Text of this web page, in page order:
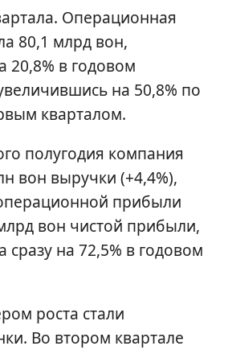
Операционная
80,1 млрд вон,
20,8% в годовом
на 50,8% по
кварталом.
полугодия компания
вон выручки (+4,4%),
прибыли
вон чистой прибыли,
сразу на 72,5% в годовом
роста стали
Во втором квартале